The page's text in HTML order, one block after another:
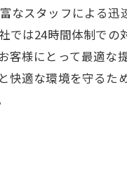
なスタッフによる迅
は24時間体制での
客様にとって最適な
快適な環境を守るた